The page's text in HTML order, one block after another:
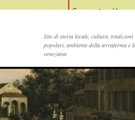
Sito di storia locale, cultura, tradizioni
popolari, ambiente della terraferma e
veneziana